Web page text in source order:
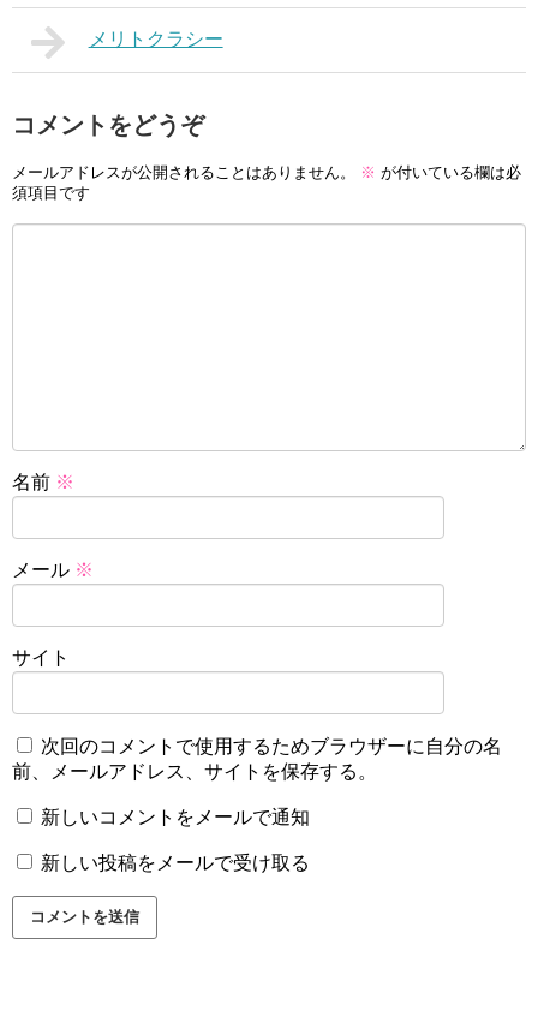
メリトクラシー
コメントをどうぞ
メールアドレスが公開されることはありません。 ※ が付いている欄は必
須項目です
名前 ※
メール ※
サイト
次回のコメントで使用するためブラウザーに自分の名
前、メールアドレス、サイトを保存する。
新しいコメントをメールで通知
新しい投稿をメールで受け取る